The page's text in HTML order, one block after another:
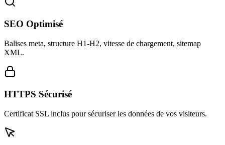
SEO Optimisé
Balises meta, structure H1-H2, vitesse de chargement, sitemap
XML.
HTTPS Sécurisé
Certificat SSL inclus pour sécuriser les données de vos visiteurs.